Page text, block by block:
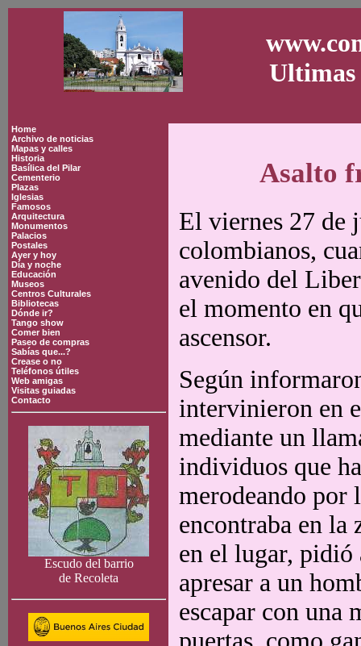
Ultimas
Home
Archivo de noticias
Mapas y calles
Historia
Basílica del Pilar
Cementerio
Plazas
Iglesias
Famosos
Arquitectura
Monumentos
Palacios
Postales
Ayer y hoy
Día y noche
Educación
Museos
Centros Culturales
Bibliotecas
Dónde ir?
Tango show
Comer bien
Paseo de compras
Sabías que...?
Crease o no
Teléfonos útiles
Web amigas
Visitas guiadas
Contacto
Escudo del barrio
de Recoleta
Asalto
El viernes 27 de
colombianos,
avenido del
el momento en
ascensor.
Según
intervinieron en
mediante un
individuos que
merodeando por
encontraba en la
en el lugar,
apresar a un
escapar con una